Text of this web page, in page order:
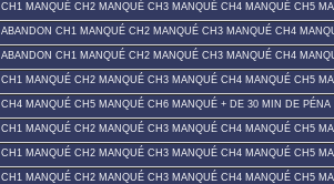
CH1 MANQUÉ CH2 MANQUÉ CH3 MANQUÉ CH4 MANQUÉ CH5
ABANDON CH1 MANQUÉ CH2 MANQUÉ CH3 MANQUÉ CH4
ABANDON CH1 MANQUÉ CH2 MANQUÉ CH3 MANQUÉ CH4
CH1 MANQUÉ CH2 MANQUÉ CH3 MANQUÉ CH4 MANQUÉ CH5
CH4 MANQUÉ CH5 MANQUÉ CH6 MANQUÉ + DE 30 MIN DE PÉNA
CH1 MANQUÉ CH2 MANQUÉ CH3 MANQUÉ CH4 MANQUÉ CH5
CH1 MANQUÉ CH2 MANQUÉ CH3 MANQUÉ CH4 MANQUÉ CH5
CH1 MANQUÉ CH2 MANQUÉ CH3 MANQUÉ CH4 MANQUÉ CH5